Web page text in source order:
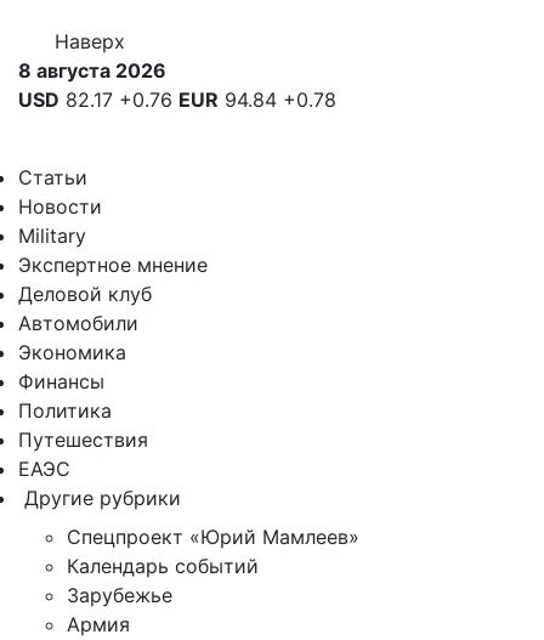
Наверх
8 августа 2026
USD 82.17 +0.76 EUR 94.84 +0.78
Статьи
Новости
Military
Экспертное мнение
Деловой клуб
Автомобили
Экономика
Финансы
Политика
Путешествия
ЕАЭС
Другие рубрики
Спецпроект «Юрий Мамлеев»
Календарь событий
Зарубежье
Армия